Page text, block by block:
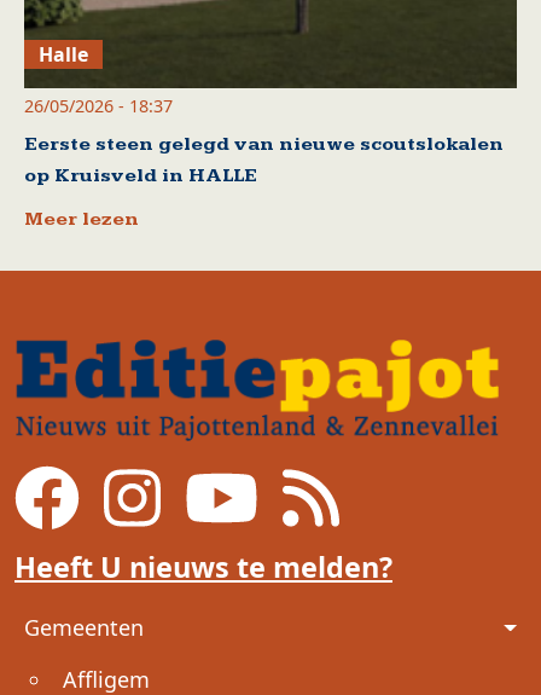
Halle
26/05/2026 - 18:37
Eerste steen gelegd van nieuwe scoutslokalen
op Kruisveld in HALLE
Meer lezen
Heeft U nieuws te melden?
Voet
Gemeenten
Affligem